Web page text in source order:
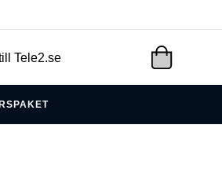
Tele2.se